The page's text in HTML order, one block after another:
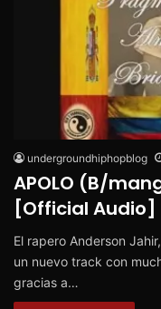
undergroundhiphopblog
APOLO (B/
[Official Audio]
El rapero Anderson
un nuevo track con
gracias a…